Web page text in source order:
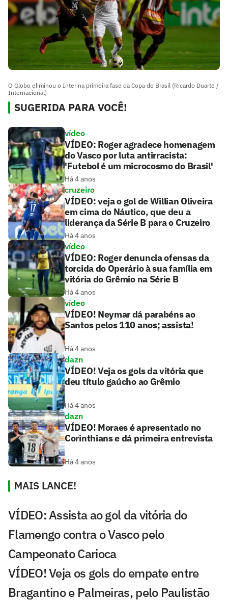
O Globo eliminou o Inter na primeira fase da Copa do Brasil (Ricardo Duarte /
Internacional)
SUGERIDA PARA VOCÊ!
vídeo
VÍDEO: Roger agradece homenagem
do Vasco por luta antirracista:
'Futebol é um microcosmo do Brasil'
Há 4 anos
cruzeiro
VÍDEO: veja o gol de Willian Oliveira
em cima do Náutico, que deu a
liderança da Série B para o Cruzeiro
Há 4 anos
vídeo
VÍDEO: Roger denuncia ofensas da
torcida do Operário à sua família em
vitória do Grêmio na Série B
Há 4 anos
vídeo
VÍDEO! Neymar dá parabéns ao
Santos pelos 110 anos; assista!
Há 4 anos
dazn
VÍDEO! Veja os gols da vitória que
deu título gaúcho ao Grêmio
Há 4 anos
dazn
VÍDEO! Moraes é apresentado no
Corinthians e dá primeira entrevista
Há 4 anos
MAIS LANCE!
VÍDEO: Assista ao gol da vitória do
Flamengo contra o Vasco pelo
Campeonato Carioca
VÍDEO! Veja os gols do empate entre
Bragantino e Palmeiras, pelo Paulistão